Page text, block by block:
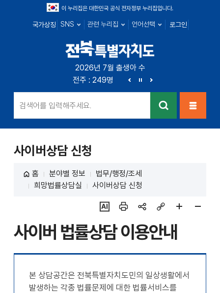
전북특별자치
도
2026년 7월 출생아 수
전주 : 249명 군산 : 89명
이 누리집은 대한민국 공식 전자정부 누리집입니다.
국가상징 SNS 관련 누리집 언어선택 로그인
사이버상담 신청
홈 분야별 정보
법무/행정/조세
희망법률상담실
사이버상담 신청
천
공유 복사
확대
사이버 법률상담 이용안내
본 상담공간은 전북특별자치도민의 일상생활에서
발생하는 각종 법률문제에 대한 법률서비스를